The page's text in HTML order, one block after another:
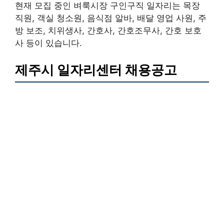
현재 모집 중인 벼룩시장 구인구직 일자리는 목장
직원, 객실 청소원, 음식점 알바, 배달 영업 사원, 주
방 보조, 치위생사, 간호사, 간호조무사, 간호 보호
사 등이 있습니다.
제주시 일자리센터 채용공고